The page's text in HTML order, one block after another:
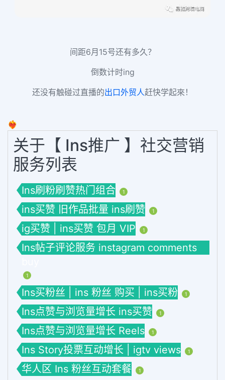
间距6月15号还有多久？
倒数计时ing
还没有触碰过直播的出口外贸人赶快学起來！
❤️‍🔥
关于【 Ins推广 】社交营销
服务列表
Ins刷粉刷赞热门组合 1
ins买赞 旧作品批量 ins刷赞 1
ig买赞 | ins买赞 包月 VIP 1
Ins帖子评论服务 instagram comments
1
Ins买粉丝 | ins 粉丝 购买 | ins买粉 1
Ins点赞与浏览量增长 ins买赞 1
Ins点赞与浏览量增长 Reels 1
Ins Story投票互动增长 | igtv views 1
华人区 Ins 粉丝互动套餐 1